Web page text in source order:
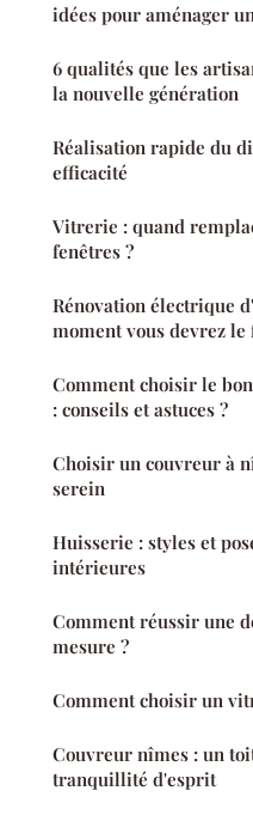
idées pour aménager
6 qualités que les
la nouvelle génération
Réalisation rapide du
efficacité
Vitrerie : quand
fenêtres ?
Rénovation électrique
moment vous devrez le
Comment choisir le
: conseils et astuces ?
Choisir un couvreur à
serein
Huisserie : styles et
intérieures
Comment réussir une
mesure ?
Comment choisir un
Couvreur nîmes : un
tranquillité d'esprit